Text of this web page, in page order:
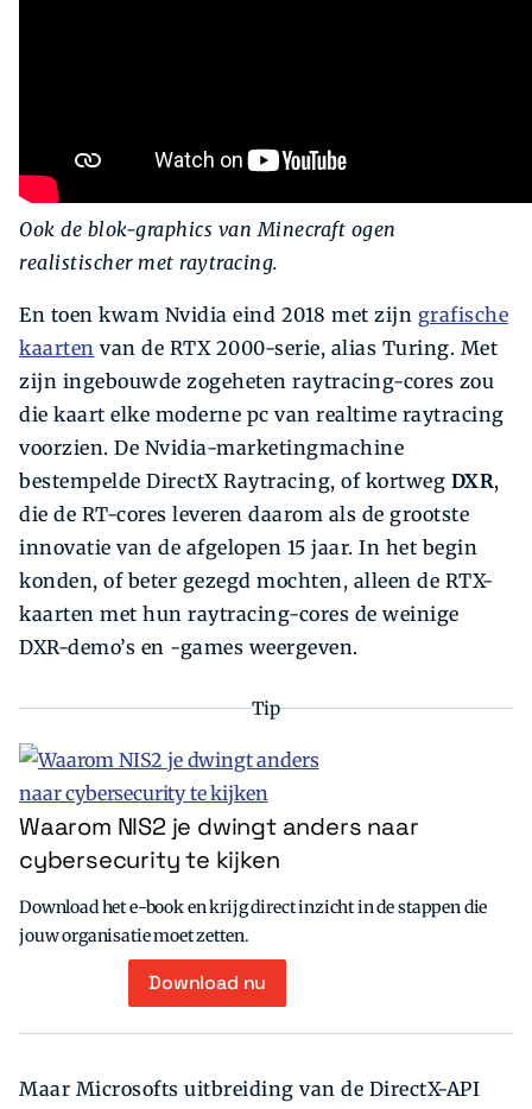
Ook de blok-graphics van Minecraft ogen
realistischer met raytracing.
En toen kwam Nvidia eind 2018 met zijn grafische
kaarten van de RTX 2000-serie, alias Turing. Met
zijn ingebouwde zogeheten raytracing-cores zou
die kaart elke moderne pc van realtime raytracing
voorzien. De Nvidia-marketingmachine
bestempelde DirectX Raytracing, of kortweg DXR,
die de RT-cores leveren ­daarom als de grootste
innovatie van de afgelopen 15 jaar. In het begin
konden, of beter gezegd mochten, alleen de RTX-
kaarten met hun raytracing-cores de weinige
DXR-demo’s en -games weergeven.
Tip
Waarom NIS2 je dwingt anders naar
cybersecurity te kijken
Download het e-book en krijg direct inzicht in de stappen die
jouw organisatie moet zetten.
Download nu
Maar Microsofts uitbreiding van de DirectX-API